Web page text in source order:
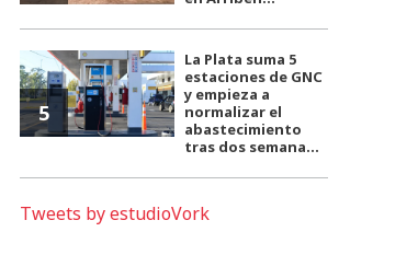
5
La Plata suma 5
estaciones de GNC
y empieza a
normalizar el
abastecimiento
tras dos semana...
Tweets by estudioVork